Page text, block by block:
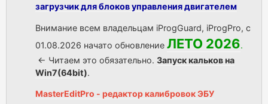
загрузчик для блоков управления двигателем
Внимание всем владельцам iProgGuard, iProgPro, с
01.08.2026 начато обновление ЛЕТО 2026.
<- Читаем это обязательно. Запуск кальков на
Win7(64bit).
MasterEditPro - редактор калибровок ЭБУ